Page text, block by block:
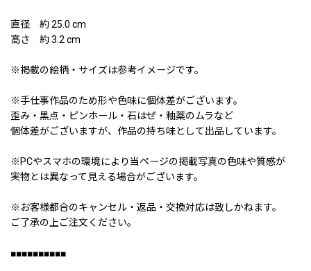
直径 約 25.0 cm
高さ 約 3.2 cm
※掲載の絵柄・サイズは参考イメージです。
※手仕事作品のため形や色味に個体差がございます。
歪み・黒点・ピンホール・石はぜ・釉薬のムラなど
個体差がございますが、作品の持ち味として出品しています。
※PCやスマホの環境により当ページの掲載写真の色味や質感が
実物とは異なって見える場合がございます。
※お客様都合のキャンセル・返品・交換対応は致しかねます。
ご了承の上ご注文ください。
■■■■■■■■■■